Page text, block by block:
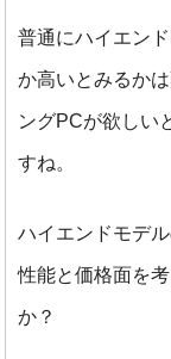
普通にハイエン
か高いとみるか
ングPCが欲しい
すね。
ハイエンドモデ
性能と価格面を
か？